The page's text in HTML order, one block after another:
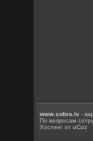
www.cobra.lv -
По вопросам
Хостинг отuCoz